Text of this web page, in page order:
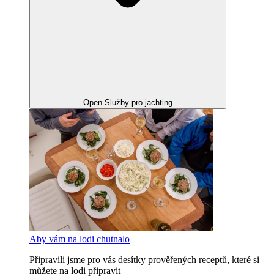
Open Služby pro jachting
Aby vám na lodi chutnalo
Připravili jsme pro vás desítky prověřených receptů, které si
můžete na lodi připravit